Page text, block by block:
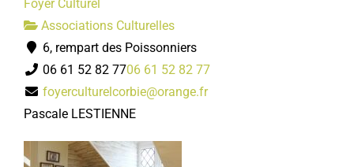
Foyer Culturel
Associations Culturelles
6, rempart des Poissonniers
06 61 52 82 7706 61 52 82 77
foyerculturelcorbie@orange.fr
Pascale LESTIENNE